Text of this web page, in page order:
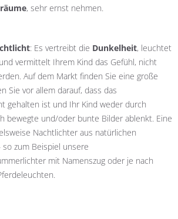
, sehr ernst nehmen.
: Es vertreibt die Dunkelheit, leuchtet
vermittelt Ihrem Kind das Gefühl, nicht
Auf dem Markt finden Sie eine große
Sie vor allem darauf, dass das
gehalten ist und Ihr Kind weder durch
bewegte und/oder bunte Bilder ablenkt. Eine
Nachtlichter aus natürlichen
zum Beispiel unsere
mit Namenszug oder je nach
.